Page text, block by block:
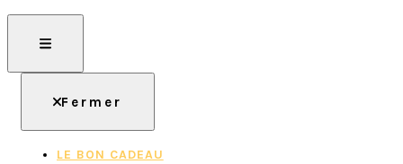
Fermer
LE BON CADEAU